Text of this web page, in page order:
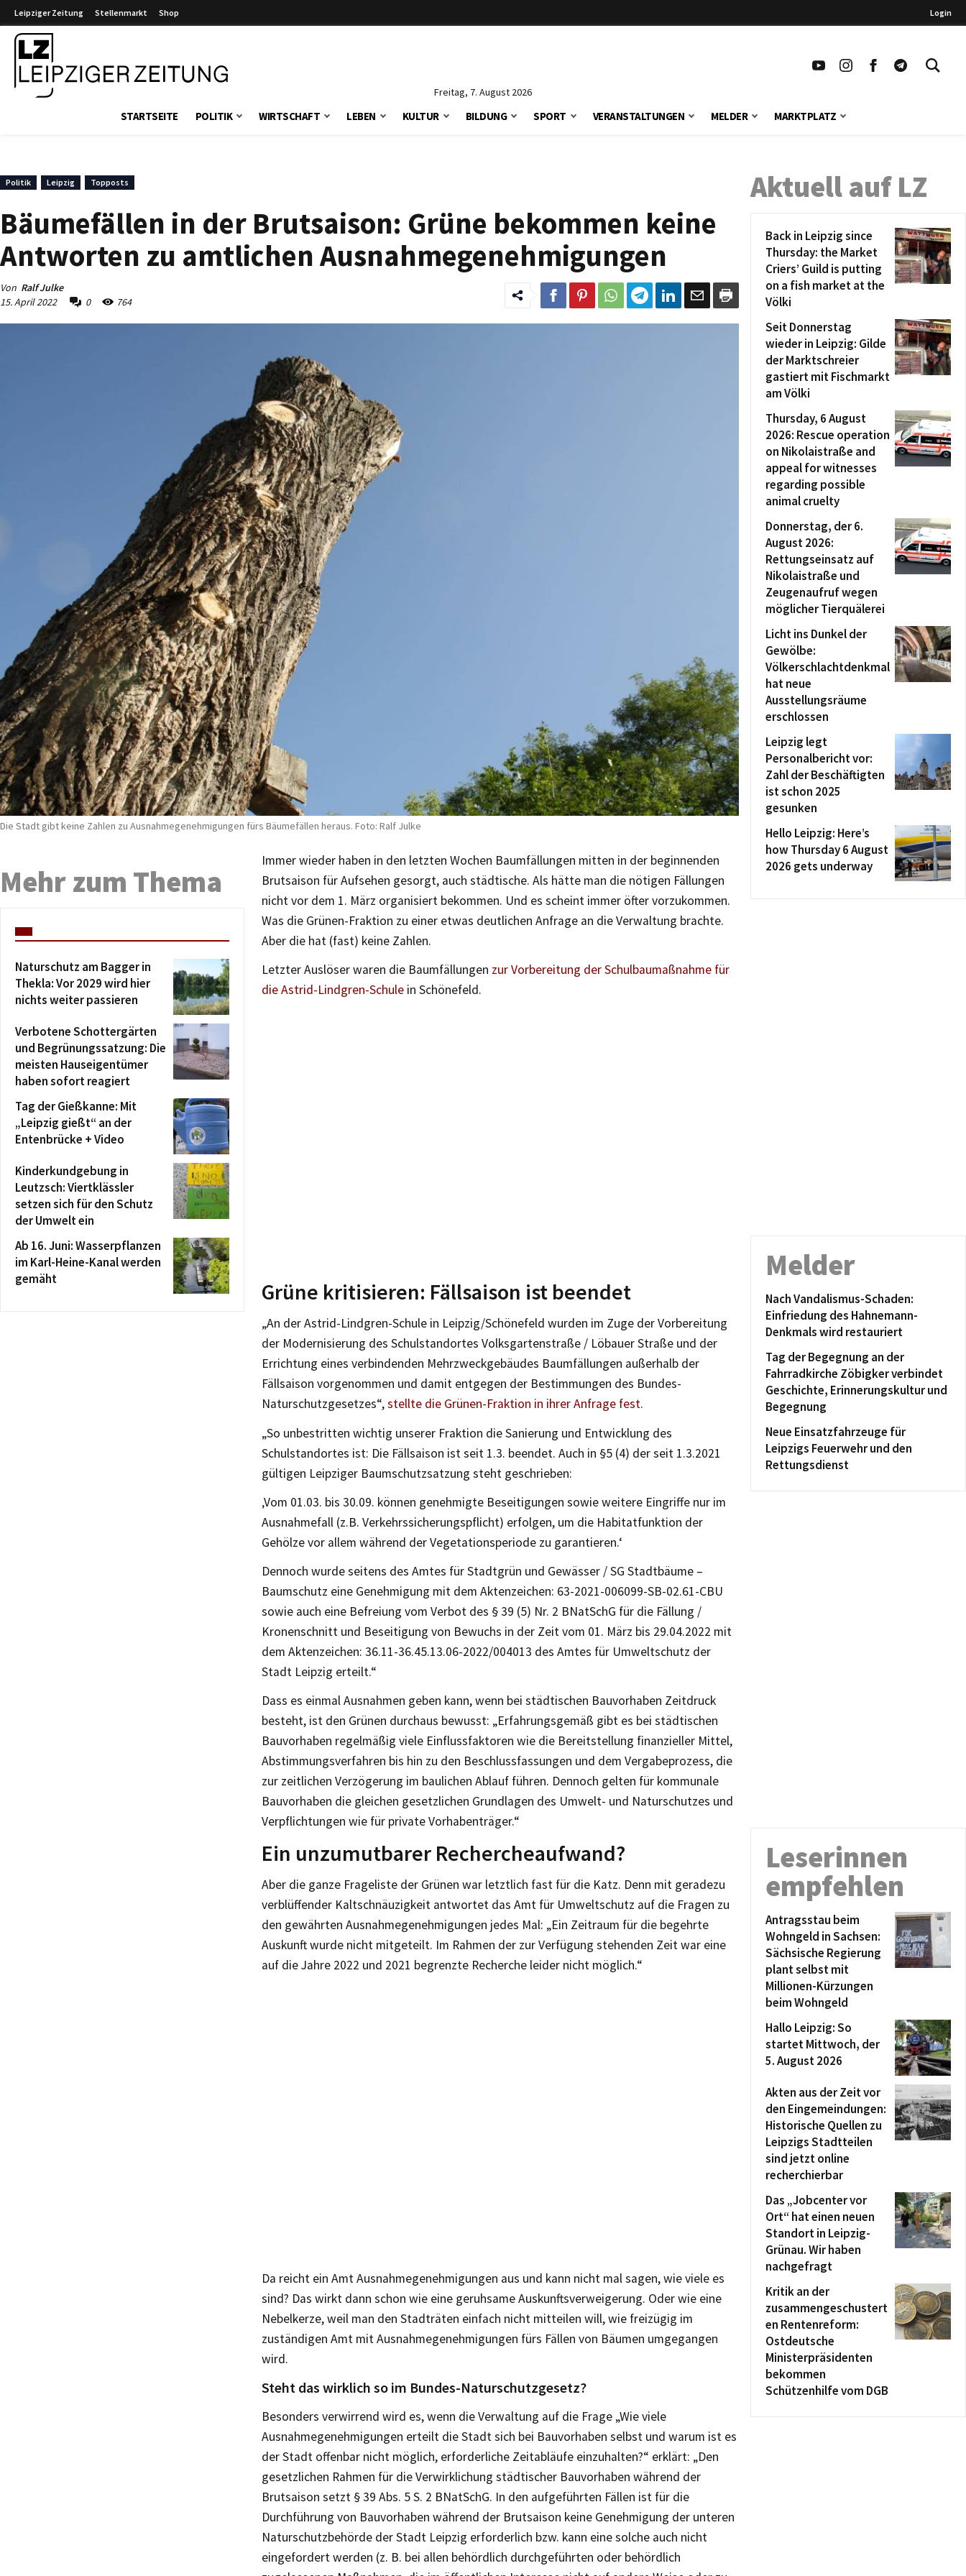
Leipziger Zeitung Stellenmarkt Shop Login
Freitag, 7. August 2026
STARTSEITE POLITIK WIRTSCHAFT LEBEN KULTUR BILDUNG SPORT VERANSTALTUNGEN MELDER MARKTPLATZ
Politik Leipzig Topposts
Bäumefällen in der Brutsaison: Grüne bekommen keine
Antworten zu amtlichen Ausnahmegenehmigungen
Von Ralf Julke
15. April 2022
0 764
Die Stadt gibt keine Zahlen zu Ausnahmegenehmigungen fürs Bäumefällen heraus. Foto: Ralf Julke
Immer wieder haben in den letzten Wochen Baumfällungen mitten in der beginnenden
Brutsaison für Aufsehen gesorgt, auch städtische. Als hätte man die nötigen Fällungen
nicht vor dem 1. März organisiert bekommen. Und es scheint immer öfter vorzukommen.
Was die Grünen-Fraktion zu einer etwas deutlichen Anfrage an die Verwaltung brachte.
Aber die hat (fast) keine Zahlen.
Letzter Auslöser waren die Baumfällungen zur Vorbereitung der Schulbaumaßnahme für
die Astrid-Lindgren-Schule in Schönefeld.
Grüne kritisieren: Fällsaison ist beendet
„An der Astrid-Lindgren-Schule in Leipzig/Schönefeld wurden im Zuge der Vorbereitung
der Modernisierung des Schulstandortes Volksgartenstraße / Löbauer Straße und der
Errichtung eines verbindenden Mehrzweckgebäudes Baumfällungen außerhalb der
Fällsaison vorgenommen und damit entgegen der Bestimmungen des Bundes-
Naturschutzgesetzes“,stellte die Grünen-Fraktion in ihrer Anfrage fest.
„So unbestritten wichtig unserer Fraktion die Sanierung und Entwicklung des
Schulstandortes ist: Die Fällsaison ist seit 1.3. beendet. Auch in §5 (4) der seit 1.3.2021
gültigen Leipziger Baumschutzsatzung steht geschrieben:
‚Vom 01.03. bis 30.09. können genehmigte Beseitigungen sowie weitere Eingriffe nur im
Ausnahmefall (z.B. Verkehrssicherungspflicht) erfolgen, um die Habitatfunktion der
Gehölze vor allem während der Vegetationsperiode zu garantieren.‘
Dennoch wurde seitens des Amtes für Stadtgrün und Gewässer / SG Stadtbäume –
Baumschutz eine Genehmigung mit dem Aktenzeichen: 63-2021-006099-SB-02.61-CBU
sowie auch eine Befreiung vom Verbot des § 39 (5) Nr. 2 BNatSchG für die Fällung /
Kronenschnitt und Beseitigung von Bewuchs in der Zeit vom 01. März bis 29.04.2022 mit
dem Aktenzeichen: 36.11-36.45.13.06-2022/004013 des Amtes für Umweltschutz der
Stadt Leipzig erteilt.“
Dass es einmal Ausnahmen geben kann, wenn bei städtischen Bauvorhaben Zeitdruck
besteht, ist den Grünen durchaus bewusst: „Erfahrungsgemäß gibt es bei städtischen
Bauvorhaben regelmäßig viele Einflussfaktoren wie die Bereitstellung finanzieller Mittel,
Abstimmungsverfahren bis hin zu den Beschlussfassungen und dem Vergabeprozess, die
zur zeitlichen Verzögerung im baulichen Ablauf führen. Dennoch gelten für kommunale
Bauvorhaben die gleichen gesetzlichen Grundlagen des Umwelt- und Naturschutzes und
Verpflichtungen wie für private Vorhabenträger.“
Ein unzumutbarer Rechercheaufwand?
Aber die ganze Frageliste der Grünen war letztlich fast für die Katz. Denn mit geradezu
verblüffender Kaltschnäuzigkeit antwortet das Amt für Umweltschutz auf die Fragen zu
den gewährten Ausnahmegenehmigungen jedes Mal: „Ein Zeitraum für die begehrte
Auskunft wurde nicht mitgeteilt. Im Rahmen der zur Verfügung stehenden Zeit war eine
auf die Jahre 2022 und 2021 begrenzte Recherche leider nicht möglich.“
Da reicht ein Amt Ausnahmegenehmigungen aus und kann nicht mal sagen, wie viele es
sind? Das wirkt dann schon wie eine geruhsame Auskunftsverweigerung. Oder wie eine
Nebelkerze, weil man den Stadträten einfach nicht mitteilen will, wie freizügig im
zuständigen Amt mit Ausnahmegenehmigungen fürs Fällen von Bäumen umgegangen
wird.
Steht das wirklich so im Bundes-Naturschutzgesetz?
Besonders verwirrend wird es, wenn die Verwaltung auf die Frage „Wie viele
Ausnahmegenehmigungen erteilt die Stadt sich bei Bauvorhaben selbst und warum ist es
der Stadt offenbar nicht möglich, erforderliche Zeitabläufe einzuhalten?“ erklärt: „Den
gesetzlichen Rahmen für die Verwirklichung städtischer Bauvorhaben während der
Brutsaison setzt § 39 Abs. 5 S. 2 BNatSchG. In den aufgeführten Fällen ist für die
Durchführung von Bauvorhaben während der Brutsaison keine Genehmigung der unteren
Naturschutzbehörde der Stadt Leipzig erforderlich bzw. kann eine solche auch nicht
eingefordert werden (z. B. bei allen behördlich durchgeführten oder behördlich
Mehr zum Thema
Naturschutz am Bagger in
Thekla: Vor 2029 wird hier
nichts weiter passieren
Verbotene Schottergärten
und Begrünungssatzung: Die
meisten Hauseigentümer
haben sofort reagiert
Tag der Gießkanne: Mit
„Leipzig gießt“ an der
Entenbrücke + Video
Kinderkundgebung in
Leutzsch: Viertklässler
setzen sich für den Schutz
der Umwelt ein
Ab 16. Juni: Wasserpflanzen
im Karl-Heine-Kanal werden
gemäht
Aktuell auf LZ
Back in Leipzig since
Thursday: the Market
Criers’ Guild is putting
on a fish market at the
Völki
Seit Donnerstag
wieder in Leipzig: Gilde
der Marktschreier
gastiert mit Fischmarkt
am Völki
Thursday, 6 August
2026: Rescue operation
on Nikolaistraße and
appeal for witnesses
regarding possible
animal cruelty
Donnerstag, der 6.
August 2026:
Rettungseinsatz auf
Nikolaistraße und
Zeugenaufruf wegen
möglicher Tierquälerei
Licht ins Dunkel der
Gewölbe:
Völkerschlachtdenkmal
hat neue
Ausstellungsräume
erschlossen
Leipzig legt
Personalbericht vor:
Zahl der Beschäftigten
ist schon 2025
gesunken
Hello Leipzig: Here’s
how Thursday 6 August
2026 gets underway
Melder
Nach Vandalismus-Schaden:
Einfriedung des Hahnemann-
Denkmals wird restauriert
Tag der Begegnung an der
Fahrradkirche Zöbigker verbindet
Geschichte, Erinnerungskultur und
Begegnung
Neue Einsatzfahrzeuge für
Leipzigs Feuerwehr und den
Rettungsdienst
Leserinnen
empfehlen
Antragsstau beim
Wohngeld in Sachsen:
Sächsische Regierung
plant selbst mit
Millionen-Kürzungen
beim Wohngeld
Hallo Leipzig: So
startet Mittwoch, der
5. August 2026
Akten aus der Zeit vor
den Eingemeindungen:
Historische Quellen zu
Leipzigs Stadtteilen
sind jetzt online
recherchierbar
Das „Jobcenter vor
Ort“ hat einen neuen
Standort in Leipzig-
Grünau. Wir haben
nachgefragt
Kritik an der
zusammengeschustert
en Rentenreform:
Ostdeutsche
Ministerpräsidenten
bekommen
Schützenhilfe vom DGB